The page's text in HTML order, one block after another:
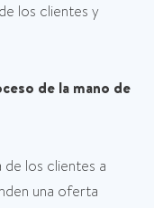
los clientes y
de la mano de
los clientes a
una oferta